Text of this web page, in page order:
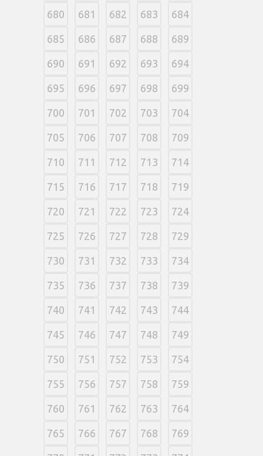
680 681 682 683 684
685 686 687 688 689
690 691 692 693 694
695 696 697 698 699
700 701 702 703 704
705 706 707 708 709
710 711 712 713 714
715 716 717 718 719
720 721 722 723 724
725 726 727 728 729
730 731 732 733 734
735 736 737 738 739
740 741 742 743 744
745 746 747 748 749
750 751 752 753 754
755 756 757 758 759
760 761 762 763 764
765 766 767 768 769